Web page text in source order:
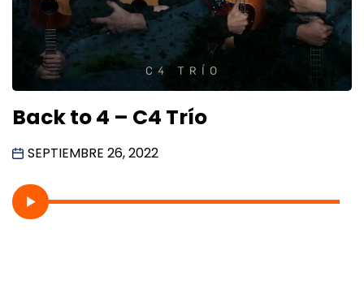
Back to 4 – C4 Trío
SEPTIEMBRE 26, 2022